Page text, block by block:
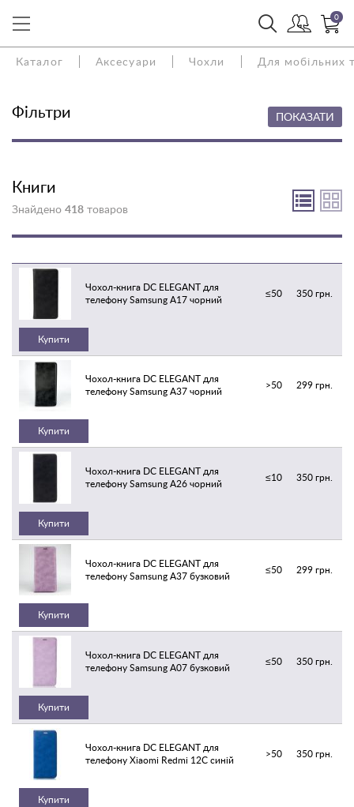
0
Каталог Аксесуари Чохли Для мобільних
Фільтри ПОКАЗАТИ
Книги
Знайдено 418 товаров
Чохол-книга DC ELEGANT для
телефону Samsung A17 чорний
350 грн.
≤50
Купити
Чохол-книга DC ELEGANT для
телефону Samsung A37 чорний
299 грн.
>50
Купити
Чохол-книга DC ELEGANT для
телефону Samsung A26 чорний
350 грн.
≤10
Купити
Чохол-книга DC ELEGANT для
телефону Samsung A37 бузковий
299 грн.
≤50
Купити
Чохол-книга DC ELEGANT для
телефону Samsung A07 бузковий
350 грн.
≤50
Купити
Чохол-книга DC ELEGANT для
телефону Xiaomi Redmi 12C синій
350 грн.
>50
Купити